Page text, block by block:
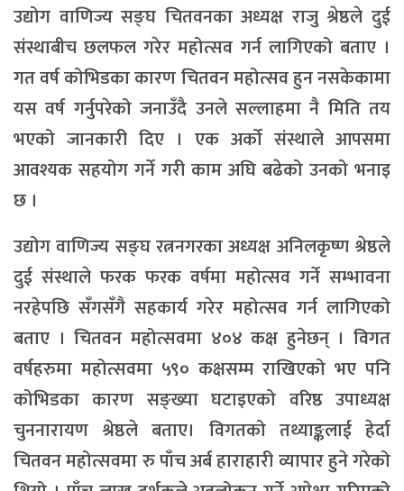
उद्योग वाणिज्य सङ्घ चितवनका अध्यक्ष राजु श्रेष्ठले दुई
संस्थाबीच छलफल गरेर महोत्सव गर्न लागिएको बताए ।
गत वर्ष कोभिडका कारण चितवन महोत्सव हुन नसकेकामा
यस वर्ष गर्नुपरेको जनाउँदै उनले सल्लाहमा नै मिति तय
भएको जानकारी दिए । एक अर्को संस्थाले आपसमा
आवश्यक सहयोग गर्ने गरी काम अघि बढेको उनको भनाइ
छ ।
उद्योग वाणिज्य सङ्घ रत्ननगरका अध्यक्ष अनिलकृष्ण श्रेष्ठले
दुई संस्थाले फरक फरक वर्षमा महोत्सव गर्ने सम्भावना
नरहेपछि सँगसँगै सहकार्य गरेर महोत्सव गर्न लागिएको
बताए । चितवन महोत्सवमा ४०४ कक्ष हुनेछन् । विगत
वर्षहरुमा महोत्सवमा ५९० कक्षसम्म राखिएको भए पनि
कोभिडका कारण सङ्ख्या घटाइएको वरिष्ठ उपाध्यक्ष
चुननारायण श्रेष्ठले बताए। विगतको तथ्याङ्कलाई हेर्दा
चितवन महोत्सवमा रु पाँच अर्ब हाराहारी व्यापार हुने गरेको